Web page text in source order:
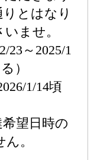
とはなり
ませ。
23～2025/1
）
1/14頃
望日時の
。